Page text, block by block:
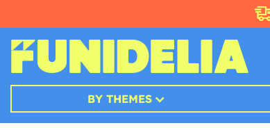
BY THEMES